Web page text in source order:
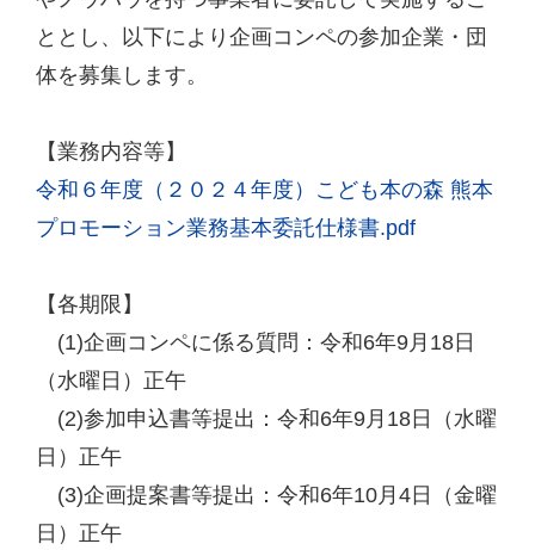
ととし、以下により企画コンペの参加企業・団
体を募集します。
【業務内容等】
令和６年度（２０２４年度）こども本の森 熊本
プロモーション業務基本委託仕様書.pdf
【各期限】
(1)企画コンペに係る質問：令和6年9月18日
（水曜日）正午
(2)参加申込書等提出：令和6年9月18日（水曜
日）正午
(3)企画提案書等提出：令和6年10月4日（金曜
日）正午